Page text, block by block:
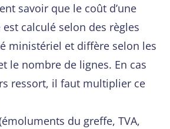
savoir que le coût d’une
calculé selon des règles
ministériel et diffère selon les
le nombre de lignes. En cas
ressort, il faut multiplier ce
du greffe, TVA,